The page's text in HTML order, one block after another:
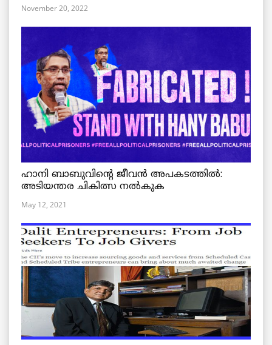
November 20, 2022
ഹാനി ബാബുവിന്റെ ജീവൻ അപകടത്തിൽ:
അടിയന്തര ചികിത്സ നൽകുക
May 12, 2021